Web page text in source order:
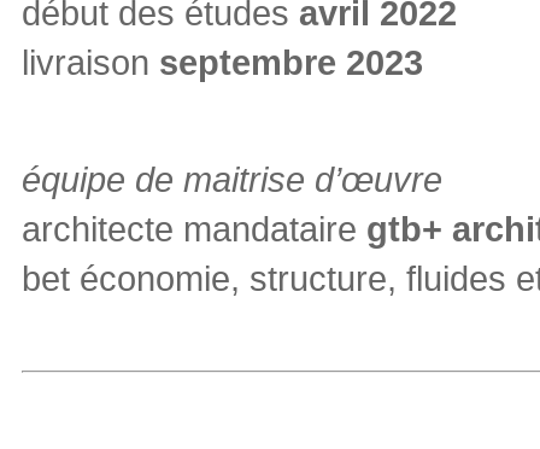
début des études avril 2022
livraison septembre 2023
équipe de maitrise d’œuvre
architecte mandataire gtb+
bet économie, structure, fluides